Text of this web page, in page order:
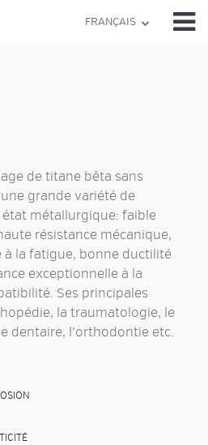
FRANÇAIS
de titane bêta sans
grande variété de
métallurgique: faible
résistance mécanique,
à la fatigue, bonne ductilité
exceptionnelle à la
Ses principales
la traumatologie, le
dentaire, l’orthodontie etc.